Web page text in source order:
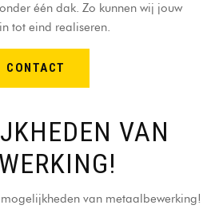
één dak. Zo kunnen wij jouw
tot eind realiseren.
CONTACT
VAN
van metaalbewerking!